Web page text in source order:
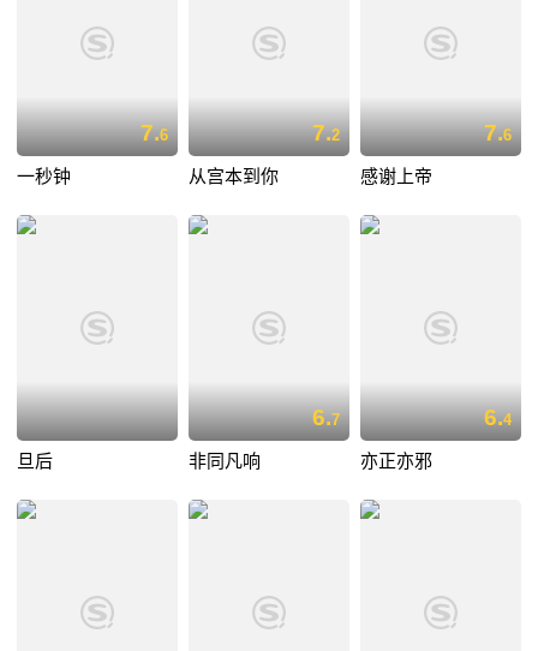
7.6
一秒钟
7.2
从宫本到你
7.6
感谢上帝
旦后
6.7
非同凡响
6.4
亦正亦邪